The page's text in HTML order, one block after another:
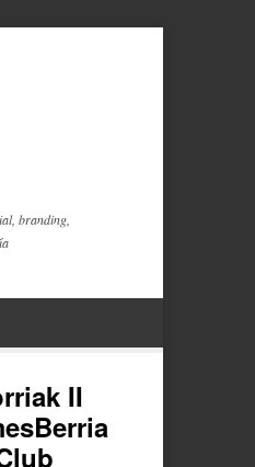
branding,
II